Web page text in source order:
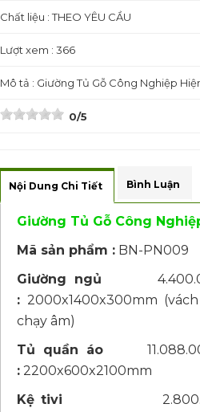
Chất liệu : THEO YÊU CẦU
Lượt xem : 366
Mô tả : Giường Tủ Gỗ Công Nghiệp
0/5
Nội Dung Chi Tiết Bình Luận
Giường Tủ Gỗ Công
Mã sản phẩm : BN-PN009
Giường ngủ
: 2000x1400x300mm
chạy âm)
Tủ quần áo
: 2200x600x2100mm
Kệ tivi